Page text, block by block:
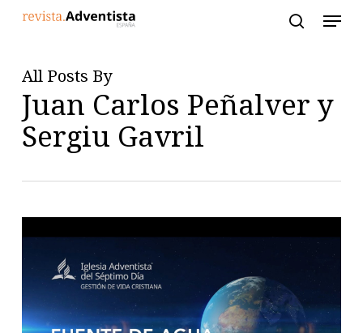
contentAll Posts By
Juan Carlos Peñalver y
Sergiu Gavril